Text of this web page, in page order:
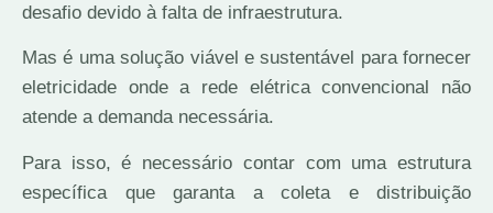
desafio devido à falta de infraestrutura.
Mas é uma solução viável e sustentável para fornecer
eletricidade onde a rede elétrica convencional não
atende a demanda necessária.
Para isso, é necessário contar com uma estrutura
específica que garanta a coleta e distribuição